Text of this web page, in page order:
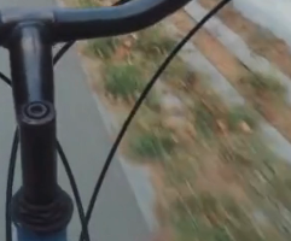
uma
otimizada